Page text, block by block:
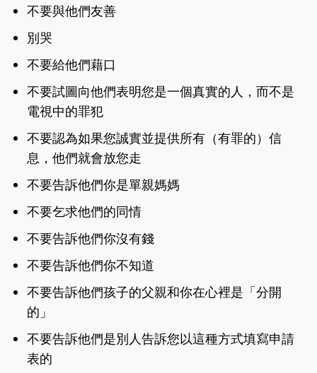
不要與他們友善
別哭
不要給他們藉口
不要試圖向他們表明您是一個真實的人，而不是
電視中的罪犯
不要認為如果您誠實並提供所有（有罪的）信
息，他們就會放您走
不要告訴他們你是單親媽媽
不要乞求他們的同情
不要告訴他們你沒有錢
不要告訴他們你不知道
不要告訴他們孩子的父親和你在心裡是「分開
的」
不要告訴他們是別人告訴您以這種方式填寫申請
表的